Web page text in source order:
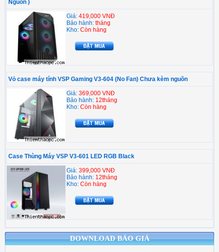
DOWNLOAD BÁO GIÁ
Nguồn )
Giá: 419,000 VNĐ
Bảo hành: tháng
Kho: Còn hàng
Vỏ case máy tính VSP Gaming V3-604 (No Fan) Chưa kèm nguồn
Giá: 369,000 VNĐ
Bảo hành: 12tháng
Kho: Còn hàng
Case Thùng Máy VSP V3-601 LED RGB Black
Giá: 399,000 VNĐ
Bảo hành: 12tháng
Kho: Còn hàng